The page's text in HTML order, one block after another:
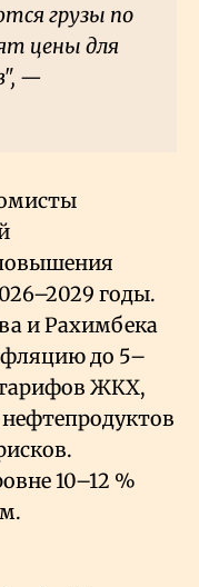
грузы по
цены для
—
годы.
и Рахимбека
до 5–
тарифов ЖКХ,
10–12 %